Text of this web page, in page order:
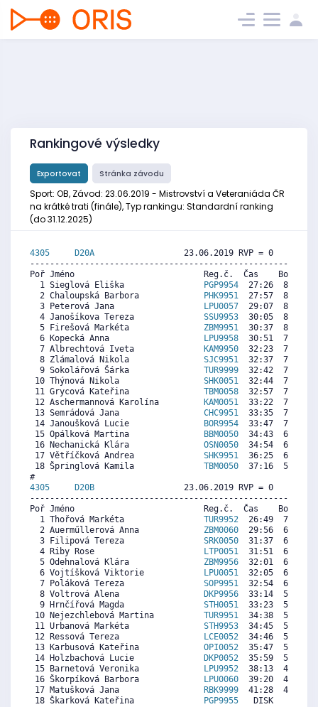
Rankingové výsledky
Exportovat Stránka závodu
Sport: OB, Závod: 23.06.2019 - Mistrovství a Veteraniáda ČR
na krátké trati (finále), Typ rankingu: Standardní ranking
(do 31.12.2025)
4305 D20A
23.06.2019 RVP = 0     IP
Poř Jméno                          Reg.č.  Čas    Body
  1 Sieglová Eliška
PGP9954
27:26  8995
  2 Chaloupská Barbora
PHK9951
27:57  8834
  3 Peterová Jana
LPU0057
29:07  8471
  4 Janošíkova Tereza
SSU9953
30:05  8170
  5 Firešová Markéta
ZBM9951
30:37  8004
  6 Kopecká Anna
LPU9958
30:51  7932
  7 Albrechtová Iveta
KAM9950
32:23  7455
  8 Zlámalová Nikola
SJC9951
32:37  7382
  9 Sokolářová Šárka
TUR9999
32:42  7356
10 Thýnová Nikola SHK0051
32:44  7346
11 Grycová Kateřina TBM0058
32:57  7278
12 Aschermannová Karolína
KAM0051
33:22  7148
13 Semrádová Jana CHC9951
33:35  7081
14 Janoušková Lucie
BOR9954
33:47  7019
15 Opálková Martina
BBM0050
34:43  6728
16 Nechanická Klára OSN0050
34:54  6671
17 Větříčková Andrea SHK9951
36:25  6199
18 Špringlová Kamila TBM0050
37:16  5935
4305
D20B
23.06.2019 RVP = 0     IP
Poř Jméno                          Reg.č.  Čas    Body
  1 Thořová Markéta
TUR9952
26:49  7441
  2 Auerműllerová Anna
ZBM0060
29:56  6718
  3 Filipová Tereza
SRK0050
31:37  6328
  4 Riby Rose
LTP0051
31:51  6274
  5 Odehnalová Klára
ZBM9956
32:01  6235
  6 Vojtíšková Viktorie
LPU0051
32:05  6220
  7 Poláková Tereza
SOP9951
32:54  6030
  8 Voltrová Alena
DKP9956
33:14  5953
  9 Hrnčířová Magda
STH0051
33:23  5918
10 Nejezchlebová Martina TUR9951
34:38  5628
11 Urbanová Markéta STH9953
34:45  5601
12 Ressová Tereza
LCE0052
34:46  5597
13 Karbusová Kateřina OPI0052
35:47  5362
14 Holzbachová Lucie
DKP0052
35:59  5315
15 Barnetová Veronika
LPU9952
38:13  4798
16 Škorpíková Barbora
LPU0060
39:20  4539
17 Matušková Jana
RBK9999
41:28  4044
18 Škarková Kateřina
PGP9955
DISK     0